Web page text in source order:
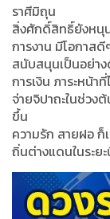
ราศีมิถุน
สิ่งศักดิ์สิทธิ์ยังหนุ
การงาน มีโอกาส
สนับสนุนเป็นอย่าง
การเงิน ภาระหน้า
จ่ายจิปาถะในช่วง
ขึ้น
ความรัก สายฝอ
ถิ่นต่างแดนในระย